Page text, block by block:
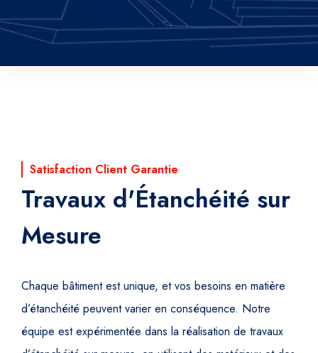
Satisfaction Client Garantie
Travaux d'Étanchéité sur
Mesure
Chaque bâtiment est unique, et vos besoins en matière
d’étanchéité peuvent varier en conséquence. Notre
équipe est expérimentée dans la réalisation de travaux